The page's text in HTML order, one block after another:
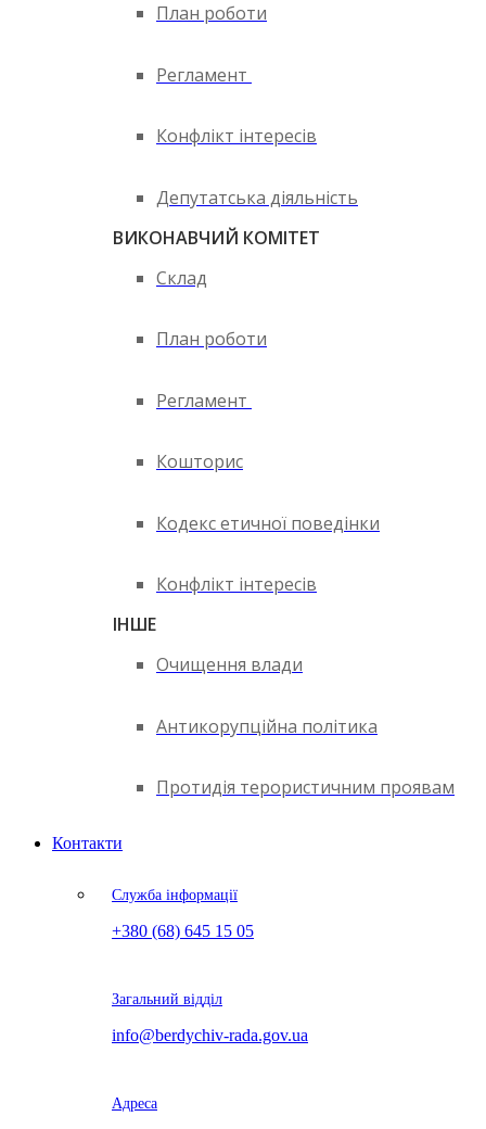
План роботи
Регламент
Конфлікт інтересів
Депутатська діяльність
ВИКОНАВЧИЙ КОМІТЕТ
Склад
План роботи
Регламент
Кошторис
Кодекс етичної поведінки
Конфлікт інтересів
ІНШЕ
Очищення влади
Антикорупційна політика
Протидія терористичним проявам
Контакти
Служба інформації
+380 (68) 645 15 05
Загальний відділ
info@berdychiv-rada.gov.ua
Адреса